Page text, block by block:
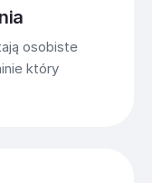
osobiste
który